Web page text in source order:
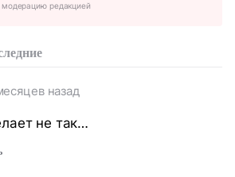
редакцией
назад
не так…